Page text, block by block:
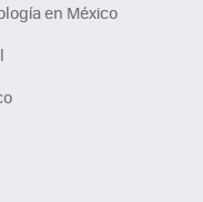
en México